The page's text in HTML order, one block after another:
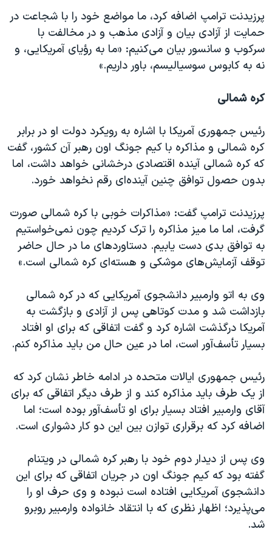
پرزیدنت ترامپ اضافه کرد، ما مواضع خود را با شجاعت در
حمایت از آزادی بیان و آزادی مذهب و در مخالفت با
سرکوب و سانسور بیان می‌کنیم: «ما به رؤیای آمریکایی، و
نه به کابوس سوسیالیسم، باور داریم.»
کره شمالی
رئیس جمهوری آمریکا با اشاره به رویکرد دولت او در برابر
کره شمالی و مذاکره با کیم جونگ اون رهبر آن کشور، گفت
که کره شمالی آینده اقتصادی درخشانی خواهد داشت، اما
بدون حصول توافق چنین آینده‌ای رقم نخواهد خورد.
پرزیدنت ترامپ گفت: «مذاکرات خوبی با کره شمالی صورت
گرفت، اما ما میز مذاکره را ترک کردیم چون نمی‌خواستیم
به توافق بدی دست یابیم. دستاوردهای ما در حال حاضر
توقف آزمایش‌های موشکی و هسته‌ای کره شمالی است.»
وی به اتو وارمبیر دانشجوی آمریکایی که در کره شمالی
بازداشت شد و مدت کوتاهی پس از آزادی و بازگشت به
آمریکا درگذشت اشاره کرد و گفت اتفاقی که برای او افتاد
بسیار تأسف‌آور است، اما در عین حال من باید مذاکره کنم.
رئیس جمهوری ایالات متحده در ادامه خاطر نشان کرد که
از یک طرف باید مذاکره کند و از طرف دیگر اتفاقی که برای
آقای وارمبیر افتاد بسیار برای او تأسف‌آور بوده است؛ اما
اضافه کرد که برقراری توازن بین این دو کار دشواری است.
وی پس از دیدار دوم خود با رهبر کره شمالی در ویتنام
گفته بود که کیم جونگ اون در جریان اتفاقی که برای این
دانشجوی آمریکایی افتاده است نبوده و وی حرف او را
می‌پذیرد؛ اظهار نظری که با انتقاد خانواده وارمبیر روبرو
شد.